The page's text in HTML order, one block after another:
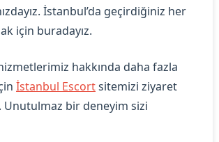
İstanbul’da geçirdiğiniz her
için buradayız.
hakkında daha fazla
İstanbul Escortsitemizi ziyaret
Unutulmaz bir deneyim sizi